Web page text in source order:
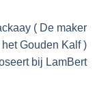
( De maker
Gouden Kalf )
bij LamBert